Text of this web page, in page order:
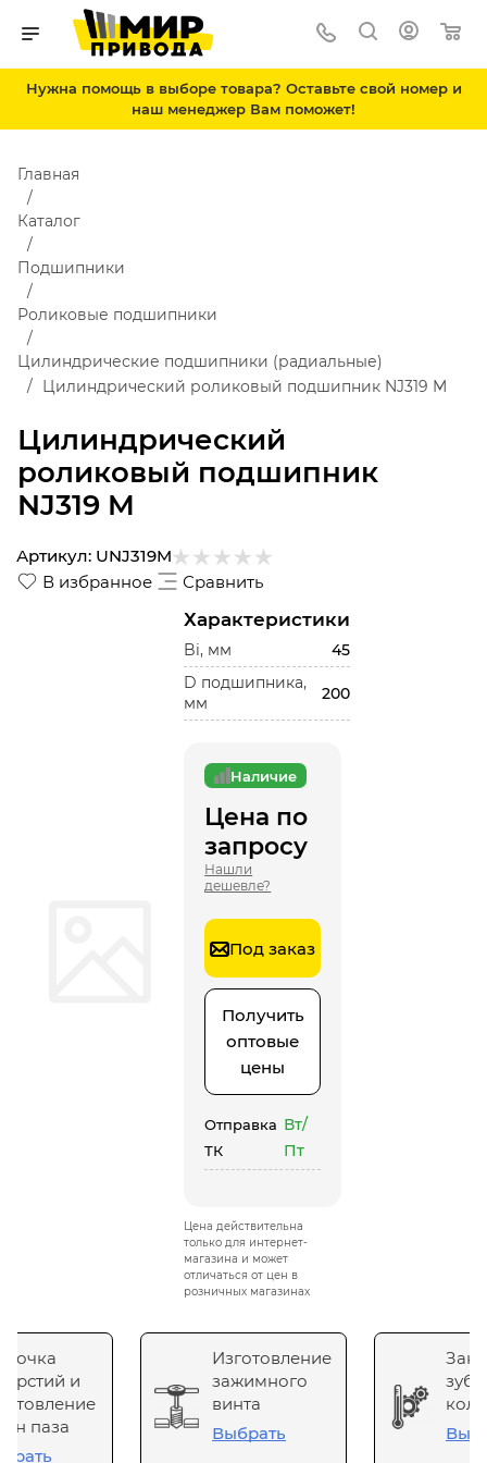
Нужна помощь в выборе товара? Оставьте свой номер и
наш менеджер Вам поможет!
Цилиндрический
роликовый подшипник
NJ319 M
Главная
Каталог
Подшипники
Роликовые подшипники
Цилиндрические подшипники (радиальные)
Цилиндрический роликовый подшипник NJ319 M
В избранное Сравнить
Артикул: UNJ319M
Характеристики
Bi, мм
45
D подшипника,
мм
200
Наличие
Цена по
запросу
Нашли
дешевле?
Под заказ
Получить
оптовые
цены
Отправка
ТК
Вт/
Пт
Цена действительна
только для интернет-
магазина и может
отличаться от цен в
розничных магазинах
и
паза
Изготовление
зажимного
винта
Выбрать